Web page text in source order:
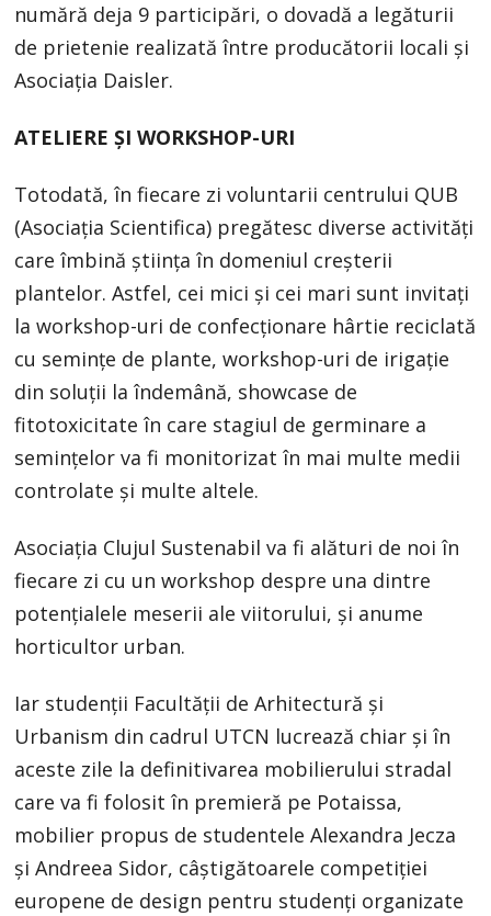
numără deja 9 participări, o dovadă a legăturii
de prietenie realizată între producătorii locali și
Asociația Daisler.
ATELIERE ȘI WORKSHOP-URI
Totodată, în fiecare zi voluntarii centrului QUB
(Asociația Scientifica) pregătesc diverse activități
care îmbină știința în domeniul creșterii
plantelor. Astfel, cei mici și cei mari sunt invitați
la workshop-uri de confecționare hârtie reciclată
cu semințe de plante, workshop-uri de irigație
din soluții la îndemână, showcase de
fitotoxicitate în care stagiul de germinare a
semințelor va fi monitorizat în mai multe medii
controlate și multe altele.
Asociația Clujul Sustenabil va fi alături de noi în
fiecare zi cu un workshop despre una dintre
potențialele meserii ale viitorului, și anume
horticultor urban.
Iar studenții Facultății de Arhitectură și
Urbanism din cadrul UTCN lucrează chiar și în
aceste zile la definitivarea mobilierului stradal
care va fi folosit în premieră pe Potaissa,
mobilier propus de studentele Alexandra Jecza
și Andreea Sidor, câștigătoarele competiției
europene de design pentru studenți organizate